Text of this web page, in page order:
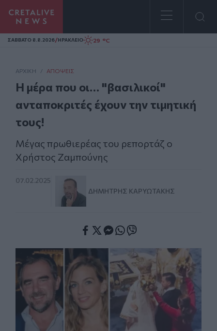
Homepage
ΣAΒΒΑΤΟ 8.8.2026/ΗΡΑΚΛΕΙΟ 29 °C
ΑΡΧΙΚΗ / ΑΠΌΨΕΙΣ
Η μέρα που οι… "βασιλικοί"
ανταποκριτές έχουν την τιμητική
τους!
Μέγας πρωθιερέας του ρεπορτάζ ο
Χρήστος Ζαμπούνης
07.02.2025
ΔΗΜΉΤΡΗΣ ΚΑΡΥΩΤΆΚΗΣ